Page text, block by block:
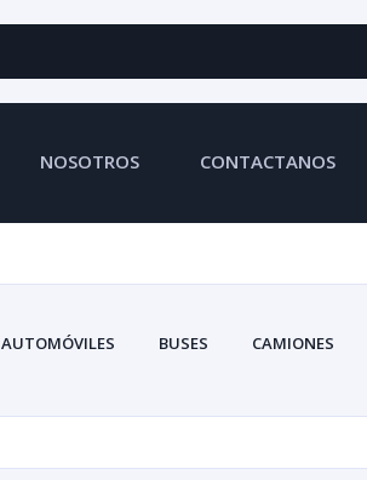
NOSOTROS CONTACTANOS
AUTOMÓVILES BUSES CAMIONES